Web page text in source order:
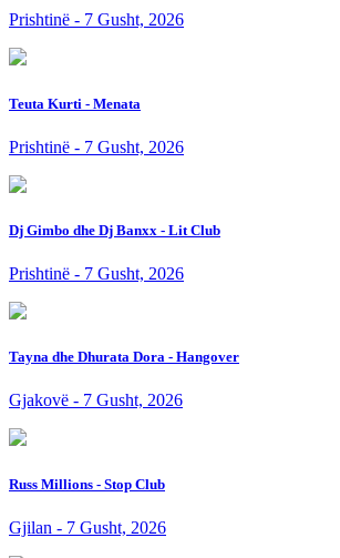
Prishtinë - 7 Gusht, 2026
Teuta Kurti - Menata
Prishtinë - 7 Gusht, 2026
Dj Gimbo dhe Dj Banxx - Lit Club
Prishtinë - 7 Gusht, 2026
Tayna dhe Dhurata Dora - Hangover
Gjakovë - 7 Gusht, 2026
Russ Millions - Stop Club
Gjilan - 7 Gusht, 2026